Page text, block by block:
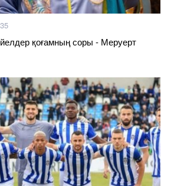
қоғамның соры - Меруерт